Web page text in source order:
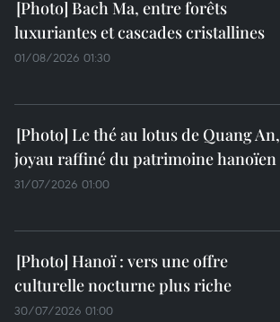
Bach Ma, entre forêts
luxuriantes et cascades cristallines
01/08/2026 01:30
Le thé au lotus de Quang An,
joyau raffiné du patrimoine hanoïen
31/07/2026 01:00
Hanoï : vers une offre
culturelle nocturne plus riche
30/07/2026 01:00